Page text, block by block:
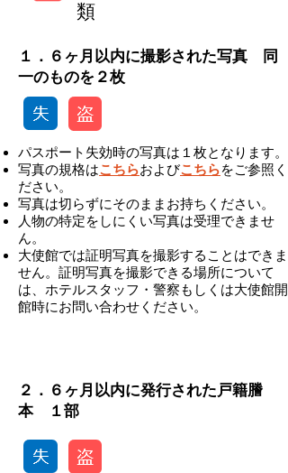
類
１．６ヶ月以内に撮影された写真 同
一のものを２枚
パスポート失効時の写真は１枚となります。
写真の規格はこちらおよびこちらをご参照く
ださい。
写真は切らずにそのままお持ちください。
人物の特定をしにくい写真は受理できませ
ん。
大使館では証明写真を撮影することはできま
せん。証明写真を撮影できる場所について
は、ホテルスタッフ・警察もしくは大使館開
館時にお問い合わせください。
２．６ヶ月以内に発行された戸籍謄
本 １部